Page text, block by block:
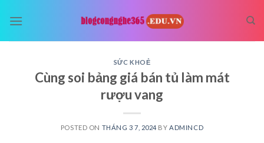
SỨC KHOẺ
Cùng soi bảng giá bán tủ làm mát
rượu vang
POSTED ON THÁNG 3 7, 2024 BY ADMINCD